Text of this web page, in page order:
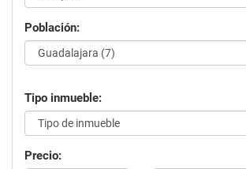
Población:
Tipo inmueble:
Precio: